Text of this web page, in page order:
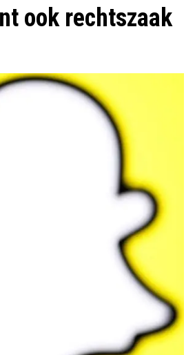
ook rechtszaak